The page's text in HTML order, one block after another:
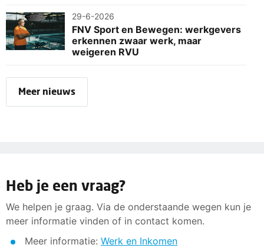
29-6-2026
FNV Sport en Bewegen: werkgevers
erkennen zwaar werk, maar
weigeren RVU
Meer nieuws
Heb je een vraag?
We helpen je graag. Via de onderstaande wegen kun je
meer informatie vinden of in contact komen.
Meer informatie: Werk en Inkomen